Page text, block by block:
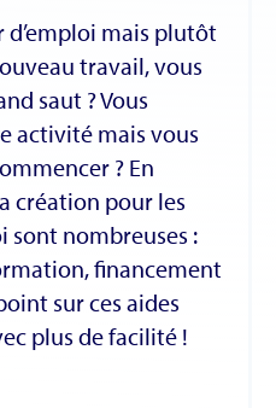
d’emploi mais plutôt
travail, vous
saut ? Vous
activité mais vous
? En
création pour les
sont nombreuses :
financement
sur ces aides
plus de facilité !